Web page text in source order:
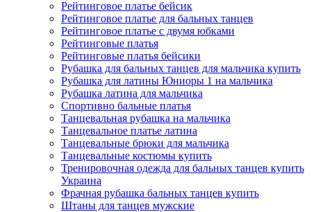
Рейтинговое платье бейсик
Рейтинговое платье для бальных танцев
Рейтинговое платье с двумя юбками
Рейтинговые платья
Рейтинговые платья бейсики
Рубашка для бальных танцев для мальчика купить
Рубашка для латины Юниоры 1 на мальчика
Рубашка латина для мальчика
Спортивно бальные платья
Танцевальная рубашка на мальчика
Танцевальное платье латина
Танцевальные брюки для мальчика
Танцевальные костюмы купить
Тренировочная одежда для бальных танцев купить
Украина
Фрачная рубашка бальных танцев купить
Штаны для танцев мужские